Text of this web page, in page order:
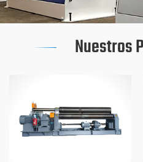
Nuestros